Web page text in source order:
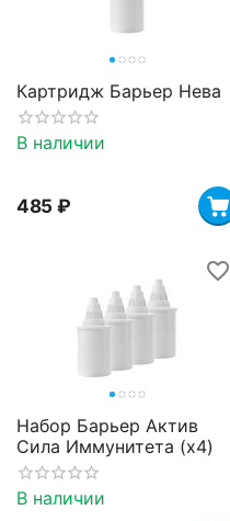
Картридж Барьер Нева
В наличии
‍485‍ ₽
Набор Барьер Актив
Сила Иммунитета (х4)
В наличии